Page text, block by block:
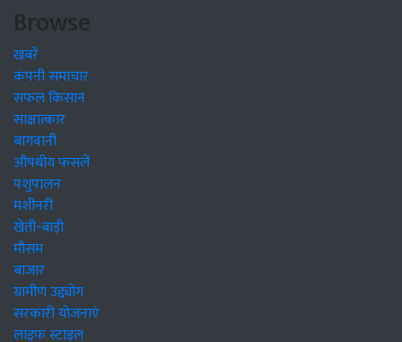
Browse
खबरें
कंपनी समाचार
सफल किसान
साक्षात्कार
बागवानी
औषधीय फसलें
पशुपालन
मशीनरी
खेती-बाड़ी
मौसम
बाजार
ग्रामीण उद्द्योग
सरकारी योजनाएं
लाइफ स्टाइल